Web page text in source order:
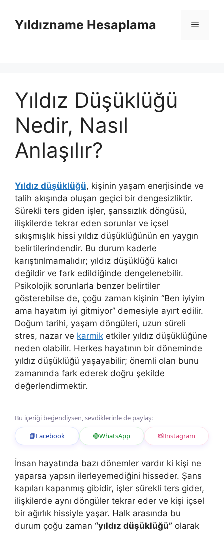
Yıldızname Hesaplama Menü
Yıldız Düşüklüğü
Nedir, Nasıl
Anlaşılır?
Yıldız düşüklüğü, kişinin yaşam enerjisinde ve
talih akışında oluşan geçici bir dengesizliktir.
Sürekli ters giden işler, şanssızlık döngüsü,
ilişkilerde tekrar eden sorunlar ve içsel
sıkışmışlık hissi yıldız düşüklüğünün en yaygın
belirtilerindendir. Bu durum kaderle
karıştırılmamalıdır; yıldız düşüklüğü kalıcı
değildir ve fark edildiğinde dengelenebilir.
Psikolojik sorunlarla benzer belirtiler
gösterebilse de, çoğu zaman kişinin “Ben iyiyim
ama hayatım iyi gitmiyor” demesiyle ayırt edilir.
Doğum tarihi, yaşam döngüleri, uzun süreli
stres, nazar ve karmik etkiler yıldız düşüklüğüne
neden olabilir. Herkes hayatının bir döneminde
yıldız düşüklüğü yaşayabilir; önemli olan bunu
zamanında fark ederek doğru şekilde
değerlendirmektir.
Bu içeriği beğendiysen, sevdiklerinle de paylaş:
📘Facebook 🟢WhatsApp 📸Instagram
İnsan hayatında bazı dönemler vardır ki kişi ne
yaparsa yapsın ilerleyemediğini hisseder. Şans
kapıları kapanmış gibidir, işler sürekli ters gider,
ilişkilerde aynı döngüler tekrar eder ve kişi içsel
bir ağırlık hissiyle yaşar. Halk arasında bu
durum çoğu zaman “yıldız düşüklüğü” olarak